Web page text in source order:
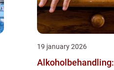
19 january 2026
Alkoholbehandling: